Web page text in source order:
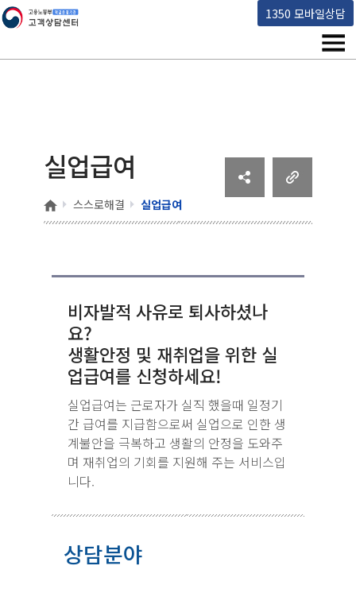
1350 모바일상담
고용노동부 책임운영기관 고객상담센터
메
실업급여
홈 스스로해결 실업급여
비자발적 사유로 퇴사하셨나
요?
생활안정 및 재취업을 위한 실
업급여를 신청하세요!
실업급여는 근로자가 실직 했을때 일정기
간 급여를 지급함으로써 실업으로 인한 생
계불안을 극복하고 생활의 안정을 도와주
며 재취업의 기회를 지원해 주는 서비스입
니다.
상담분야